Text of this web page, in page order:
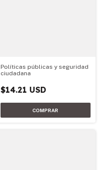
Políticas públicas y seguridad
ciudadana
$14.21 USD